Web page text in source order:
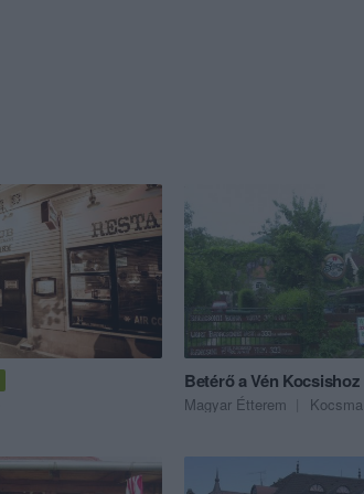
Betérő a Vén Kocsishoz
Magyar Étterem Kocsma